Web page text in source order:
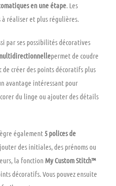
en une étape. Les
à réaliser et plus régulières.
par ses possibilités décoratives
permet de coudre
créer des points décoratifs plus
avantage intéressant pour
du linge ou ajouter des détails
également 5 polices de
des initiales, des prénoms ou
la fonction My Custom Stitch™
décoratifs. Vous pouvez ensuite